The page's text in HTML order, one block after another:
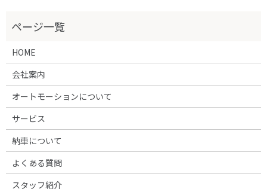
HOME
会社案内
オートモーションについて
サービス
納車について
よくある質問
スタッフ紹介